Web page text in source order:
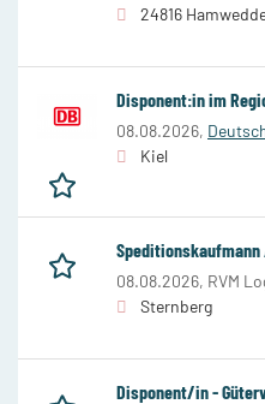
24816
Disponent:in im
08.08.2026,
Kiel
08.08.2026, RVM
Sternberg
Disponent/in -